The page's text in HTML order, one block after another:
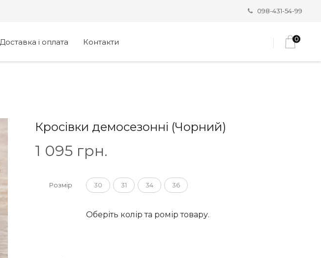
098-431-54-99
Доставка і оплата Контакти 0
Кросівки демосезонні (Чорний)
1 095 грн.
Розмір 30 31 34 36
Оберіть колір та ромір товару.